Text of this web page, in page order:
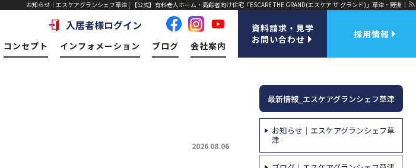
お知らせ｜エスケアグランシェフ草津 | 【公式】有料老人ホーム・高齢者向け住宅「ESCARE THE GRAND(エスケア ザ グランド)」草津・野洲｜
入居者様ログイン
コンセプト インフォメーション ブログ 会社案内
資料請求・見学
お問い合わせ
採用情報
2026 08.06
最新情報_エスケアグランシェフ草津
お知らせ｜エスケアグランシェフ草
津